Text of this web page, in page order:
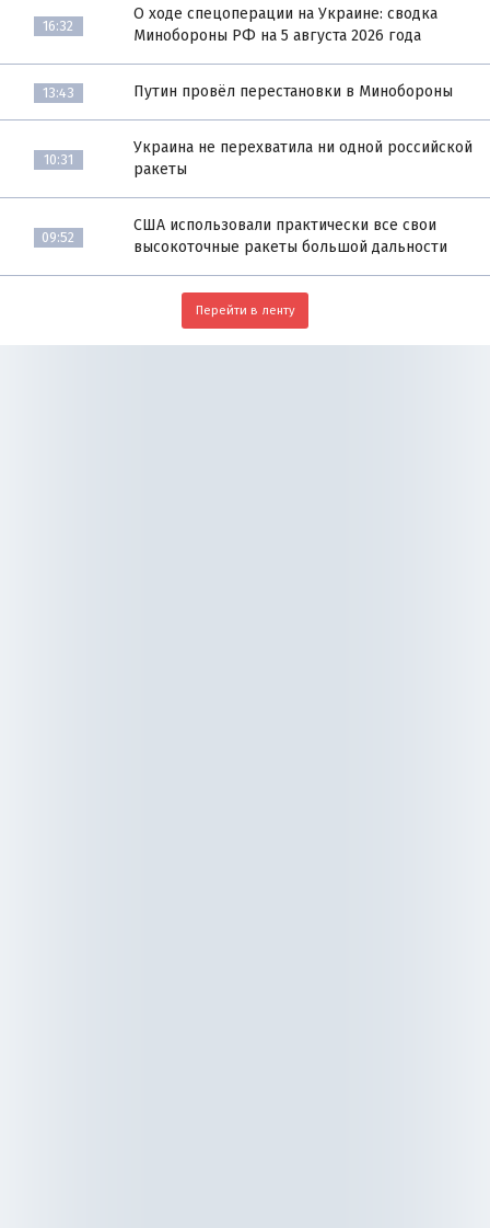
16:32
О ходе спецоперации на Украине: сводка
Минобороны РФ на 5 августа 2026 года
13:43 Путин провёл перестановки в Минобороны
10:31
Украина не перехватила ни одной российской
ракеты
09:52
США использовали практически все свои
высокоточные ракеты большой дальности
Перейти в ленту